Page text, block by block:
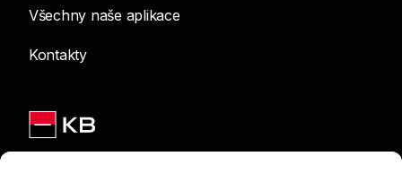
Všechny naše aplikace
Kontakty